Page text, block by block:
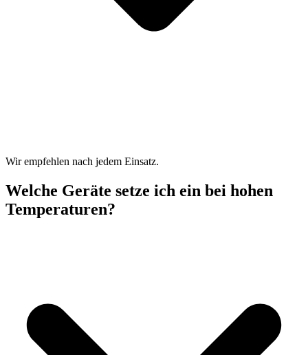
Wir empfehlen nach jedem Einsatz.
Welche Geräte setze ich ein bei hohen
Temperaturen?